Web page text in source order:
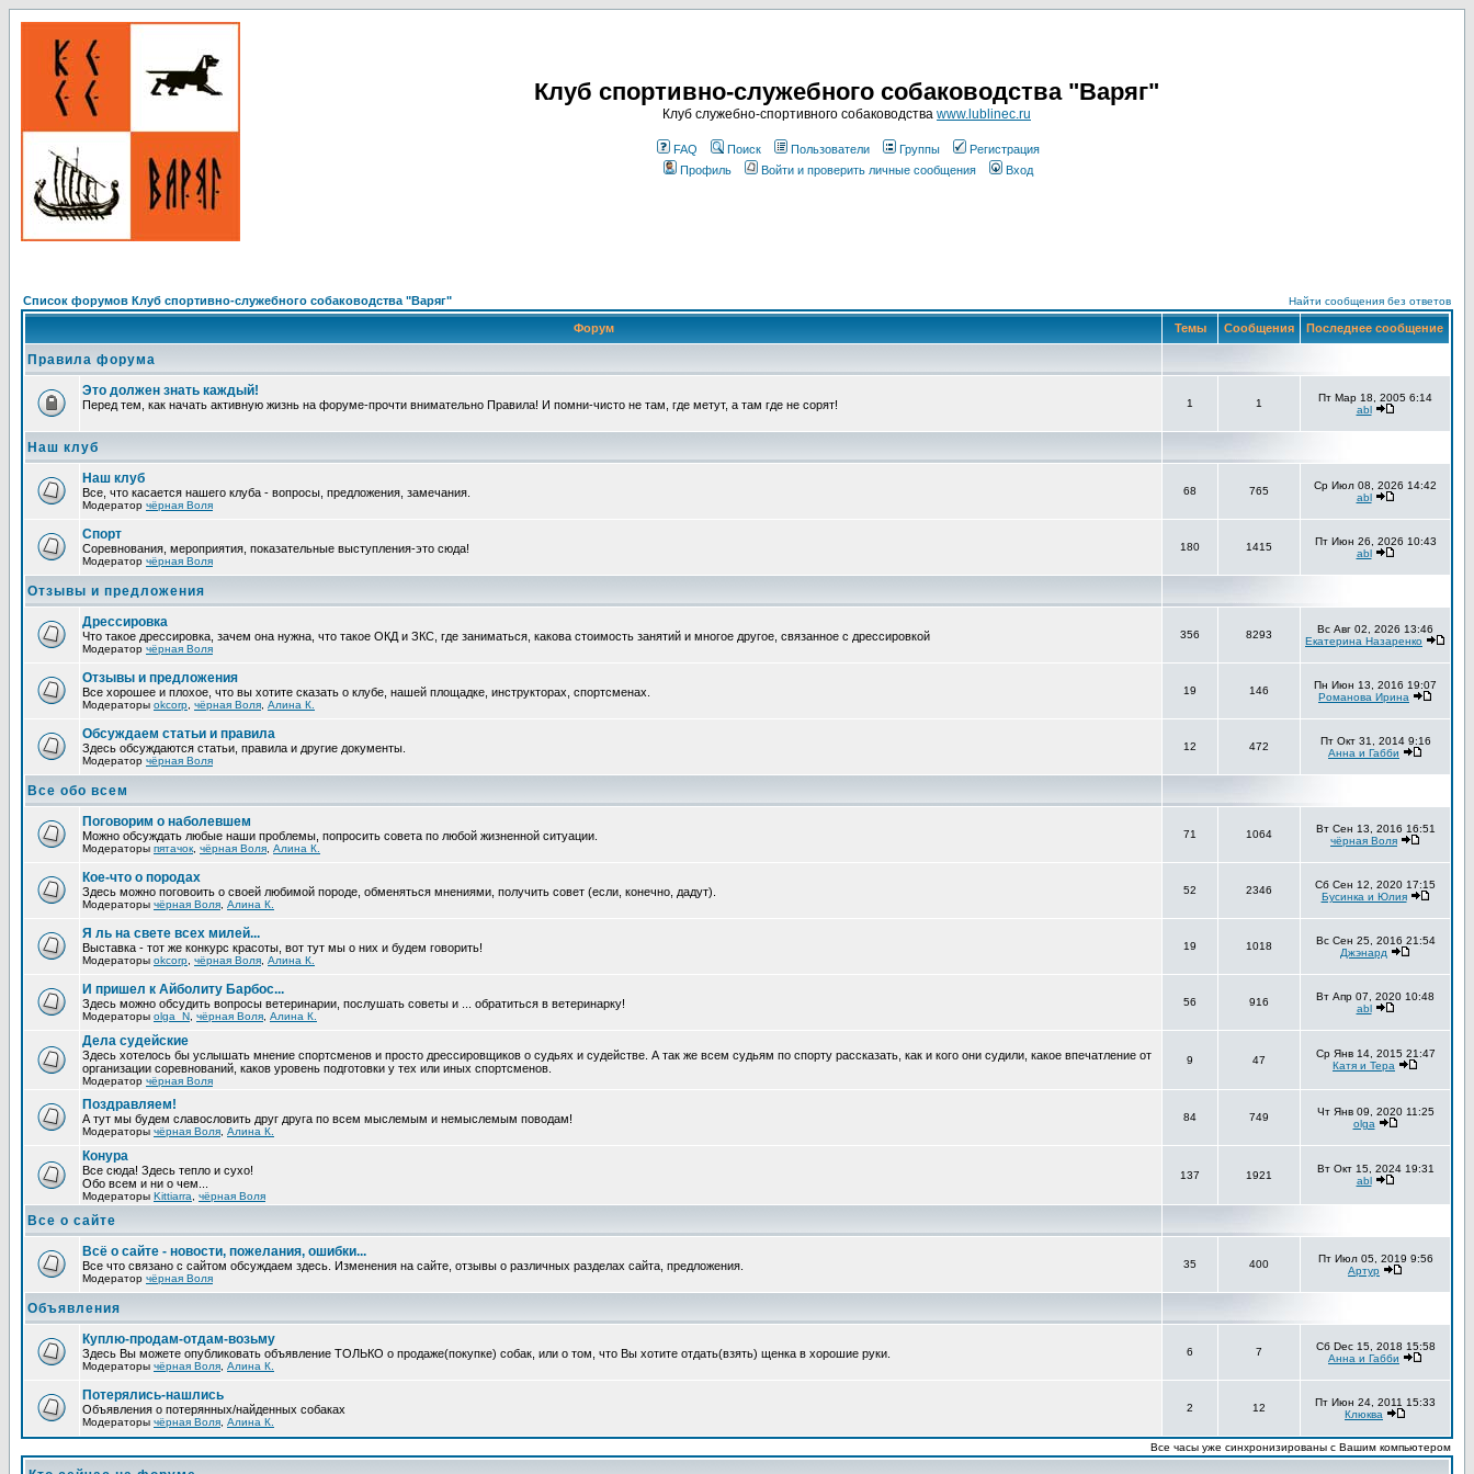
Клуб спортивно-служебного собаководства "Варяг"
Клуб служебно-спортивного собаководства www.lublinec.ru
FAQ Поиск Пользователи Группы
Регистрация
Профиль
Войти и проверить личные сообщения Вход
Список форумов Клуб спортивно-служебного собаководства "Варяг" Найти сообщения без ответов
Форум Темы Сообщения Последнее сообщение
Правила форума
Это должен знать каждый!
Перед тем, как начать активную жизнь на форуме-прочти внимательно Правила! И помни-чисто не там, где метут, а там где не сорят! 1 1
Пт Мар 18, 2005 6:14
abl
Наш клуб
Наш клуб
Все, что касается нашего клуба - вопросы, предложения, замечания.
Модератор чёрная Воля
68 765
Ср Июл 08, 2026 14:42
abl
Спорт
Соревнования, мероприятия, показательные выступления-это сюда!
Модератор чёрная Воля
180 1415
Пт Июн 26, 2026 10:43
abl
Отзывы и предложения
Дрессировка
Что такое дрессировка, зачем она нужна, что такое ОКД и ЗКС, где заниматься, какова стоимость занятий и многое другое, связанное с дрессировкой
Модератор чёрная Воля
356 8293
Вс Авг 02, 2026 13:46
Екатерина Назаренко
Отзывы и предложения
Все хорошее и плохое, что вы хотите сказать о клубе, нашей площадке, инструкторах, спортсменах.
Модераторы okcorp чёрная Воля Алина К.
19 146
Пн Июн 13, 2016 19:07
Романова Ирина
Обсуждаем статьи и правила
Здесь обсуждаются статьи, правила и другие документы.
Модератор чёрная Воля
12 472
Пт Окт 31, 2014 9:16
Анна и Габби
Все обо всем
Поговорим о наболевшем
Можно обсуждать любые наши проблемы, попросить совета по любой жизненной ситуации.
Модераторы пятачок чёрная Воля Алина К.
71 1064
Вт Сен 13, 2016 16:51
чёрная Воля
Кое-что о породах
Здесь можно поговоить о своей любимой породе, обменяться мнениями, получить совет (если, конечно, дадут).
Модераторы чёрная Воля Алина К.
52 2346
Сб Сен 12, 2020 17:15
Бусинка и Юлия
Я ль на свете всех милей...
Выставка - тот же конкурс красоты, вот тут мы о них и будем говорить!
Модераторы okcorp чёрная Воля Алина К.
19 1018
Вс Сен 25, 2016 21:54
Джэнард
И пришел к Айболиту Барбос...
Здесь можно обсудить вопросы ветеринарии, послушать советы и ... обратиться в ветеринарку!
Модераторы olga_N чёрная Воля Алина К.
56 916
Вт Апр 07, 2020 10:48
abl
Дела судейские
Здесь хотелось бы услышать мнение спортсменов и просто дрессировщиков о судьях и судействе. А так же всем судьям по спорту рассказать, как и кого они судили, какое впечатление от
организации соревнований, каков уровень подготовки у тех или иных спортсменов.
Модератор чёрная Воля
9 47
Ср Янв 14, 2015 21:47
Катя и Тера
Поздравляем!
А тут мы будем славословить друг друга по всем мыслемым и немыслемым поводам!
Модераторы чёрная Воля Алина К.
84 749
Чт Янв 09, 2020 11:25
olga
Конура
Все сюда! Здесь тепло и сухо!
Обо всем и ни о чем...
Модераторы Kittiarra чёрная Воля
137 1921
Вт Окт 15, 2024 19:31
abl
Все о сайте
Всё о сайте - новости, пожелания, ошибки...
Все что связано с сайтом обсуждаем здесь. Изменения на сайте, отзывы о различных разделах сайта, предложения.
Модератор чёрная Воля
35 400
Пт Июл 05, 2019 9:56
Артур
Объявления
Куплю-продам-отдам-возьму
Здесь Вы можете опубликовать объявление ТОЛЬКО о продаже(покупке) собак, или о том, что Вы хотите отдать(взять) щенка в хорошие руки.
Модераторы чёрная Воля Алина К.
6 7
Сб Dec 15, 2018 15:58
Анна и Габби
Потерялись-нашлись
Объявления о потерянных/найденных собаках
Модераторы чёрная Воля Алина К.
2 12
Пт Июн 24, 2011 15:33
Клюква
Все часы уже синхронизированы с Вашим компьютером